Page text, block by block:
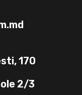
170
2/3